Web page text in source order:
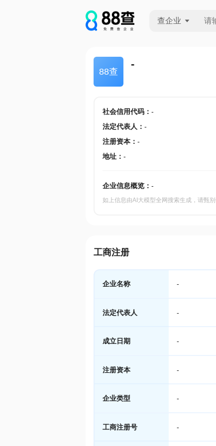
查企业
88查
-
社会信用代码： -
法定代表人 ： -
注册资本： -
地址： -
企业信息概览： -
如上信息由AI大模型全网搜索生成，请甄
工商注册
企业名称 -
法定代表人 -
成立日期 -
注册资本 -
企业类型 -
工商注册号 -